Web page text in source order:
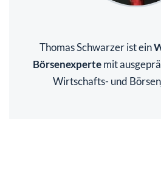
Thomas Schwarzer ist ein
Börsenexpertemit
Wirtschafts- und